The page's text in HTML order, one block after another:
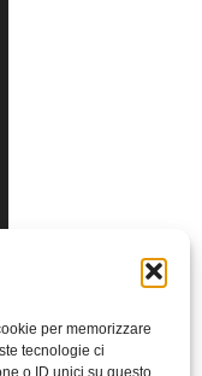
per memorizzare
tecnologie ci
o ID unici su questo